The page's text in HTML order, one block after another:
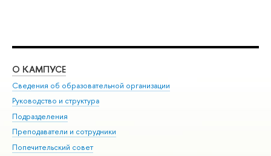
О КАМПУСЕ
Сведения об образовательной организации
Руководство и структура
Подразделения
Преподаватели и сотрудники
Попечительский совет